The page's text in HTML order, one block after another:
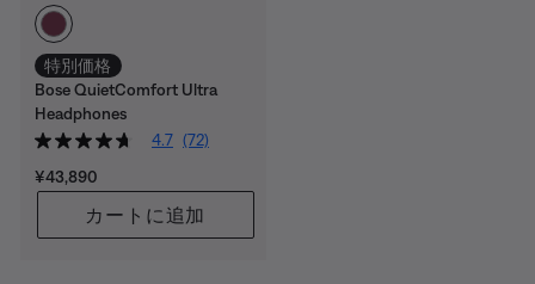
カラーの選択
特別価格
Bose QuietComfort Ultra
Headphones
4.7 (72)
価格:
¥43,890
カートに追加